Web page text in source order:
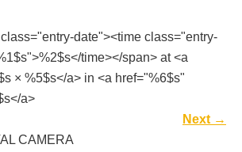
date"><time class="entry-
time></span> at <a
× %5$s</a> in <a href="%6$s"
a>
Next →
CAMERA